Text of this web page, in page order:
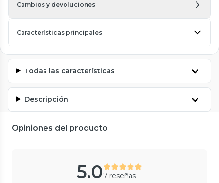
Cambios y devoluciones
Características principales
Todas las características
Descripción
Opiniones del producto
5.07 reseñas